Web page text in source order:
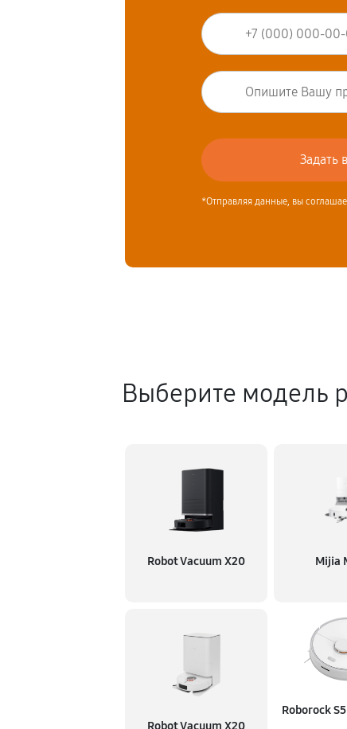
*Отправляя данные, вы
Выберите модель
Robot Vacuum X20 Mijia
Robot Vacuum X20
Roborock